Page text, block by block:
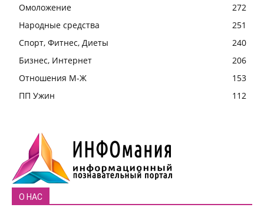
Омоложение
272
Народные средства
251
Спорт, Фитнес, Диеты
240
Бизнес, Интернет
206
Отношения М-Ж
153
ПП Ужин
112
О НАС